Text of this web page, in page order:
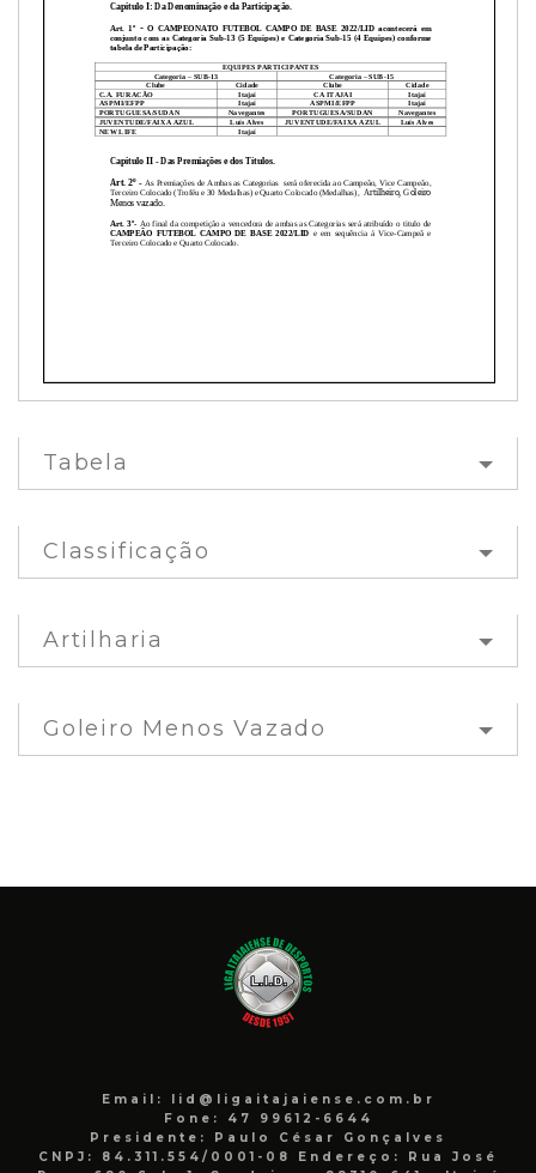
Tabela
Classificação
Artilharia
Goleiro Menos Vazado
Email: lid@ligaitajaiense.com.br
Fone: 47 99612-6644
Presidente: Paulo César Gonçalves
CNPJ: 84.311.554/0001-08 Endereço: Rua José